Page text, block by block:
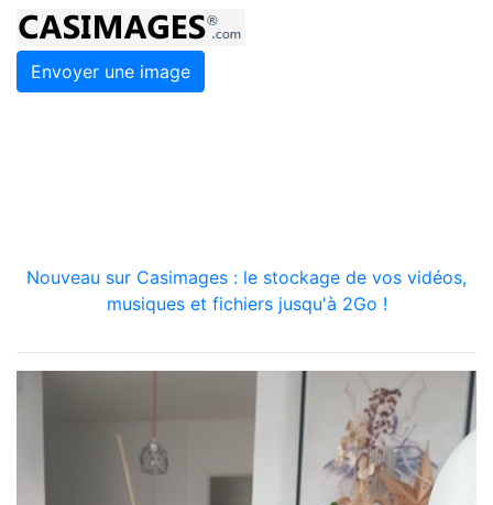
Envoyer une image
Nouveau sur Casimages : le stockage de vos vidéos,
musiques et fichiers jusqu'à 2Go !